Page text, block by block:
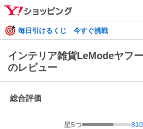
毎日引けるくじ 今すぐ挑戦
インテリア雑貨LeModeヤフ
のレビュー
総合評価
星5つ 810